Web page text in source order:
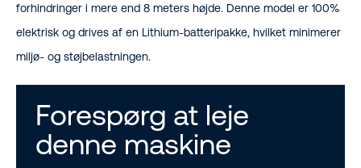
forhindringer i mere end 8 meters højde. Denne model er 100%
elektrisk og drives af en Lithium-batteripakke, hvilket minimerer
miljø- og støjbelastningen.
Forespørg at leje
denne maskine